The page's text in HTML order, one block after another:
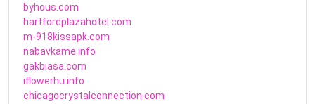
byhous.com
hartfordplazahotel.com
m-918kissapk.com
nabavkame.info
gakbiasa.com
iflowerhu.info
chicagocrystalconnection.com